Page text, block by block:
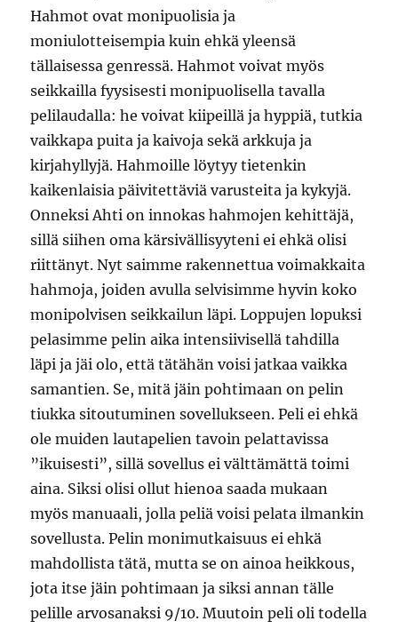
Hahmot ovat monipuolisia ja
moniulotteisempia kuin ehkä yleensä
tällaisessa genressä. Hahmot voivat myös
seikkailla fyysisesti monipuolisella tavalla
pelilaudalla: he voivat kiipeillä ja hyppiä, tutkia
vaikkapa puita ja kaivoja sekä arkkuja ja
kirjahyllyjä. Hahmoille löytyy tietenkin
kaikenlaisia päivitettäviä varusteita ja kykyjä.
Onneksi Ahti on innokas hahmojen kehittäjä,
sillä siihen oma kärsivällisyyteni ei ehkä olisi
riittänyt. Nyt saimme rakennettua voimakkaita
hahmoja, joiden avulla selvisimme hyvin koko
monipolvisen seikkailun läpi. Loppujen lopuksi
pelasimme pelin aika intensiivisellä tahdilla
läpi ja jäi olo, että tätähän voisi jatkaa vaikka
samantien. Se, mitä jäin pohtimaan on pelin
tiukka sitoutuminen sovellukseen. Peli ei ehkä
ole muiden lautapelien tavoin pelattavissa
”ikuisesti”, sillä sovellus ei välttämättä toimi
aina. Siksi olisi ollut hienoa saada mukaan
myös manuaali, jolla peliä voisi pelata ilmankin
sovellusta. Pelin monimutkaisuus ei ehkä
mahdollista tätä, mutta se on ainoa heikkous,
jota itse jäin pohtimaan ja siksi annan tälle
pelille arvosanaksi 9/10. Muutoin peli oli todella